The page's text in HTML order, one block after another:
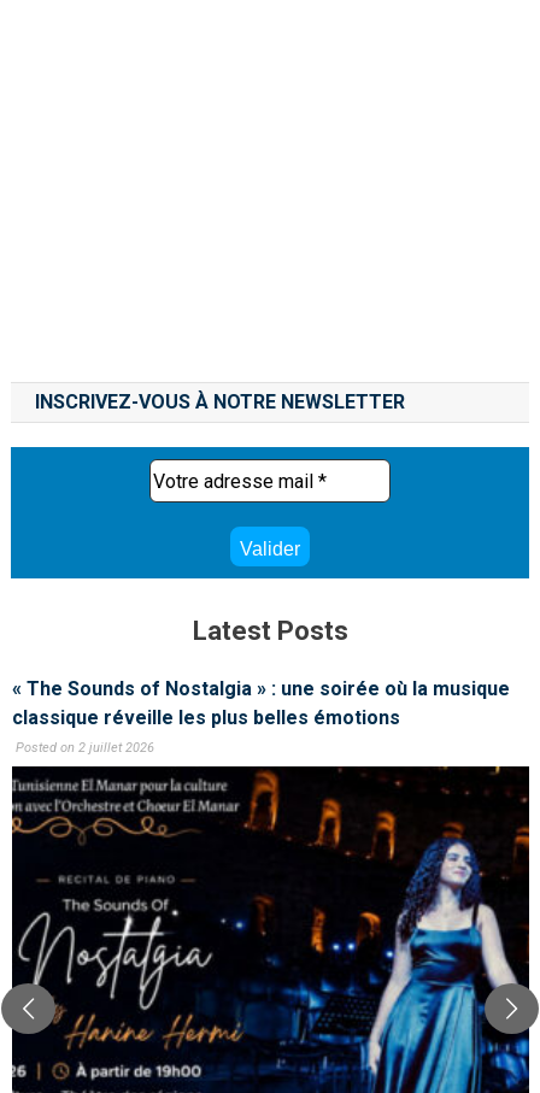
INSCRIVEZ-VOUS À NOTRE NEWSLETTER
Latest Posts
« The Sounds of Nostalgia » : une soirée où la musique
classique réveille les plus belles émotions
Posted on 2 juillet 2026